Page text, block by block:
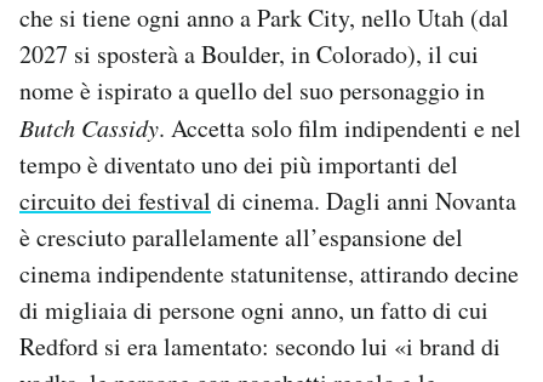
che si tiene ogni anno a Park City, nello Utah (dal
2027 si sposterà a Boulder, in Colorado), il cui
nome è ispirato a quello del suo personaggio in
Butch Cassidy. Accetta solo film indipendenti e nel
tempo è diventato uno dei più importanti del
circuito dei festival di cinema. Dagli anni Novanta
è cresciuto parallelamente all’espansione del
cinema indipendente statunitense, attirando decine
di migliaia di persone ogni anno, un fatto di cui
Redford si era lamentato: secondo lui «i brand di